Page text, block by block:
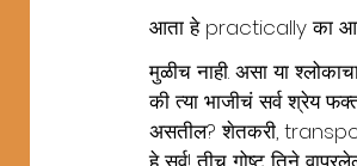
आता हे practically का आणि
मुळीच नाही. असा या
की त्या भाजीचं सर्व श्रेय
असतील? शेतकरी,